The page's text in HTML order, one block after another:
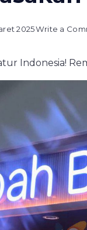
2025Write a
Indonesia!